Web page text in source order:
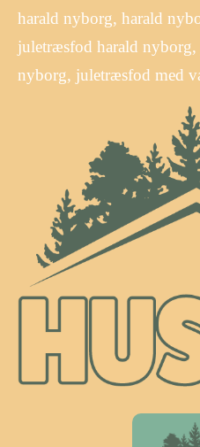
harald nyborg, harald
juletræsfod harald
nyborg, juletræsfod med